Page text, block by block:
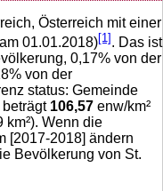
Österreich mit einer
01.01.2018)[1] . Das ist
0,17% von der
% von der
status: Gemeinde
106,57 enw/km²
km²). Wenn die
[2017-2018] ändern
Bevölkerung von St.